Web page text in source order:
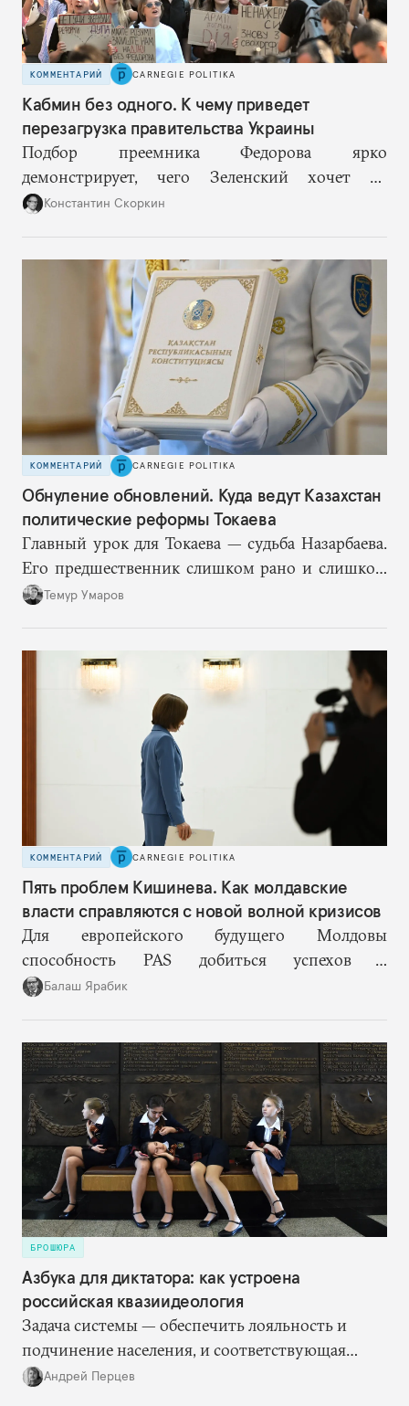
КОММЕНТАРИЙ CARNEGIE POLITIKA
Кабмин без одного. К чему приведет
перезагрузка правительства Украины
Подбор преемника Федорова ярко
демонстрирует, чего Зеленский хочет от
высшего военного руководства: продолжить
Константин Скоркин
КОММЕНТАРИЙ CARNEGIE POLITIKA
Обнуление обновлений. Куда ведут Казахстан
политические реформы Токаева
Главный урок для Токаева — судьба Назарбаева.
Его предшественник слишком рано и слишком
подробно описал механизм собственного
отсутствии конкретного плана, по крайней мере
публичного.
Темур Умаров
КОММЕНТАРИЙ CARNEGIE POLITIKA
Пять проблем Кишинева. Как молдавские
власти справляются с новой волной кризисов
Для европейского будущего Молдовы
способность PAS добиться успехов в
госстроительстве может оказаться важнее, чем
Балаш Ярабик
БРОШЮРА
Азбука для диктатора: как устроена
российская квазиидеология
Задача системы — обеспечить лояльность и
подчинение населения, и соответствующая
«идеология» формируется именно исходя из
Андрей Перцев